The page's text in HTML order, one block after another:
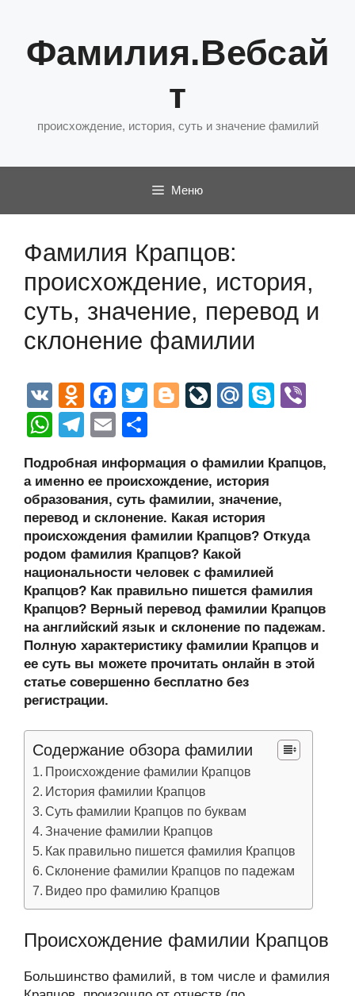
содержимому
Фамилия.Вебсай
т
происхождение, история, суть и значение фамилий
Меню
Фамилия Крапцов:
происхождение, история,
суть, значение, перевод и
склонение фамилии
V
K
O
d
n
o
kl
a
ss
ni
ki
F
a
c
e
b
o
o
k
T
er
Bl
g
er
Li
J
o
ur
n
al
M
u
S
e
W
at
s
A
p
p
T
e
gr
a
m
E
ail р
а
в
и
ть
Подробная информация о фамилии Крапцов,
а именно ее происхождение, история
образования, суть фамилии, значение,
перевод и склонение. Какая история
происхождения фамилии Крапцов? Откуда
родом фамилия Крапцов? Какой
национальности человек с фамилией
Крапцов? Как правильно пишется фамилия
Крапцов? Верный перевод фамилии Крапцов
на английский язык и склонение по падежам.
Полную характеристику фамилии Крапцов и
ее суть вы можете прочитать онлайн в этой
статье совершенно бесплатно без
регистрации.
Содержание обзора фамилии
Происхождение фамилии Крапцов
История фамилии Крапцов
Суть фамилии Крапцов по буквам
Значение фамилии Крапцов
Как правильно пишется фамилия Крапцов
Склонение фамилии Крапцов по падежам
Видео про фамилию Крапцов
Происхождение фамилии Крапцов
Большинство фамилий, в том числе и фамилия